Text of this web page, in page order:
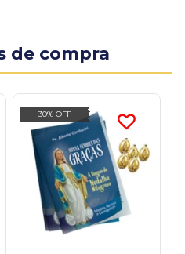
de compra
30% OFF